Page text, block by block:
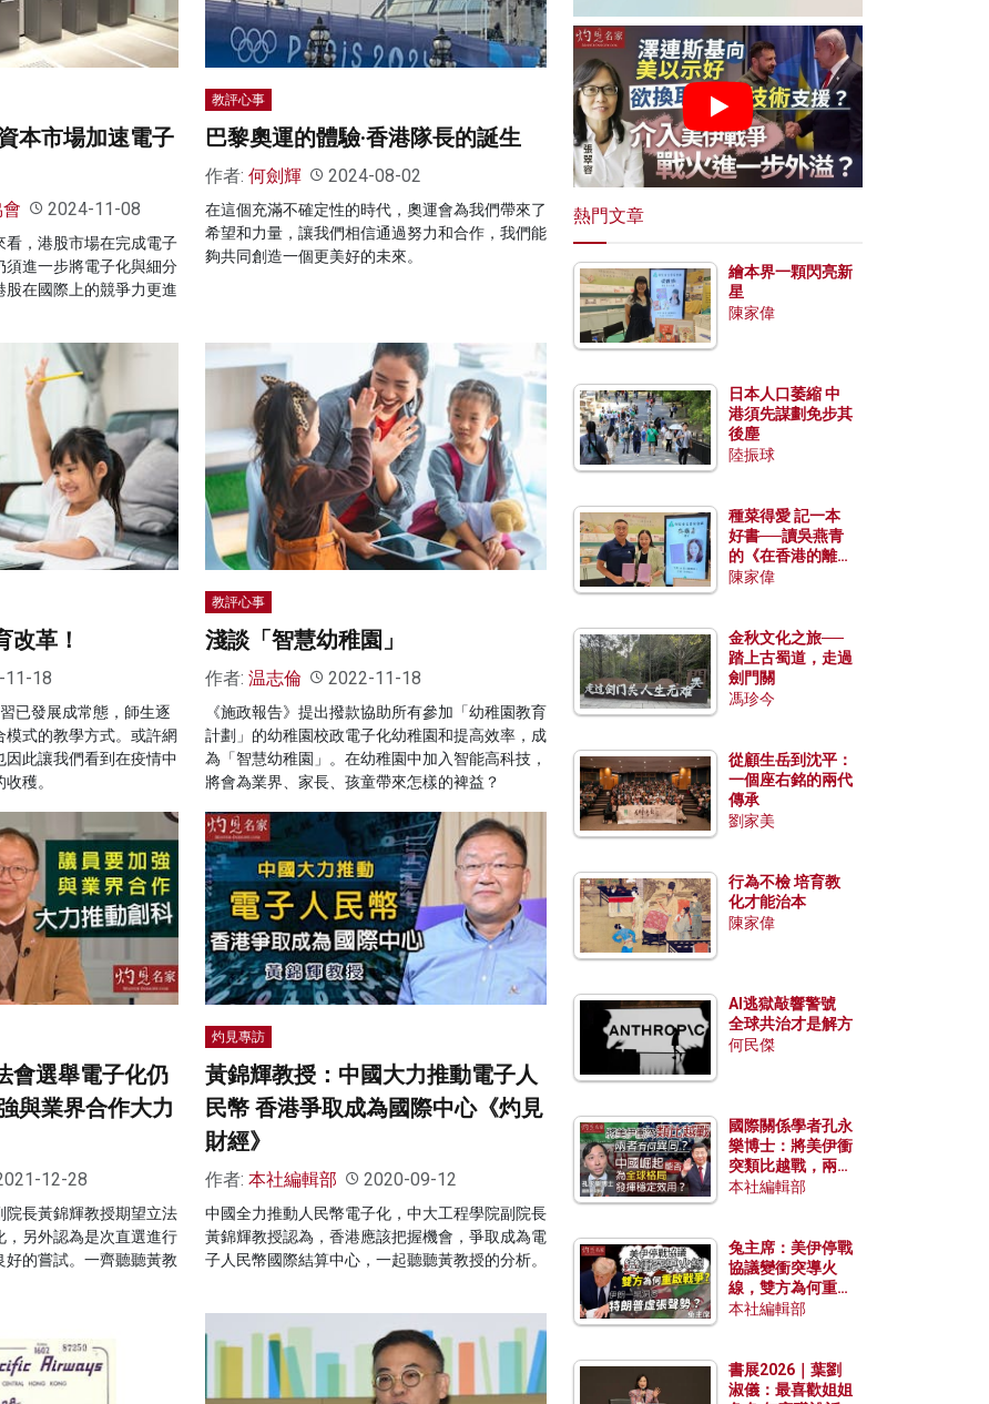
本市場加速電子
2024-11-08
，港股市場在完成電子
進一步將電子化與細分
在國際上的競爭力更進
教評心事
巴黎奧運的體驗·香港隊長的誕生
作者: 何劍輝 2024-08-02
在這個充滿不確定性的時代，奧運會為我們帶來了
希望和力量，讓我們相信通過努力和合作，我們能
夠共同創造一個更美好的未來。
改革！
11-18
已發展成常態，師生逐
式的教學方式。或許網
因此讓我們看到在疫情中
穫。
教評心事
淺談「智慧幼稚園」
作者: 温志倫 2022-11-18
《施政報告》提出撥款協助所有參加「幼稚園教育
計劃」的幼稚園校政電子化幼稚園和提高效率，成
為「智慧幼稚園」。在幼稚園中加入智能高科技，
將會為業界、家長、孩童帶來怎樣的裨益？
會選舉電子化仍
與業界合作大力
12-28
長黃錦輝教授期望立法
另外認為是次直選進行
的嘗試。一齊聽聽黃教
灼見專訪
黃錦輝教授：中國大力推動電子人
民幣 香港爭取成為國際中心《灼見
財經》
作者: 本社編輯部 2020-09-12
中國全力推動人民幣電子化，中大工程學院副院長
黃錦輝教授認為，香港應該把握機會，爭取成為電
子人民幣國際結算中心，一起聽聽黃教授的分析。
熱門文章
繪本界一顆閃亮新
星
陳家偉
日本人口萎縮 中
港須先謀劃免步其
後塵
陸振球
種菜得愛 記一本
好書──讀吳燕青
的《在香港的離島
種菜》
陳家偉
金秋文化之旅──
踏上古蜀道，走過
劍門關
馮珍今
從顧生岳到沈平：
一個座右銘的兩代
傳承
劉家美
行為不檢 培育教
化才能治本
陳家偉
AI逃獄敲響警號
全球共治才是解方
何民傑
國際關係學者孔永
樂博士：將美伊衝
突類比越戰，兩者
有何異同？中國崛
本社編輯部
兔主席：美伊停戰
協議變衝突導火
線，雙方為何重啟
戰爭？伊朗一早洞
本社編輯部
書展2026｜葉劉
淑儀：最喜歡姐姐